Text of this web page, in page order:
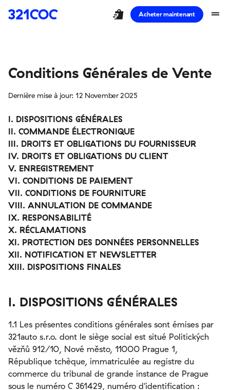
shopping_bag_speed Acheter maintenant drag_handle
Conditions Générales de Vente
Dernière mise à jour: 12 November 2025
I. DISPOSITIONS GÉNÉRALES
II. COMMANDE ÉLECTRONIQUE
III. DROITS ET OBLIGATIONS DU FOURNISSEUR
IV. DROITS ET OBLIGATIONS DU CLIENT
V. ENREGISTREMENT
VI. CONDITIONS DE PAIEMENT
VII. CONDITIONS DE FOURNITURE
VIII. ANNULATION DE COMMANDE
IX. RESPONSABILITÉ
X. RÉCLAMATIONS
XI. PROTECTION DES DONNÉES PERSONNELLES
XII. NOTIFICATION ET NEWSLETTER
XIII. DISPOSITIONS FINALES
I. DISPOSITIONS GÉNÉRALES
1.1 Les présentes conditions générales sont émises par
321auto s.r.o. dont le siège social est situé Politických
vězňů 912/10, Nové město, 11000 Prague 1,
République tchèque, immatriculée au registre du
commerce du tribunal de grande instance de Prague
sous le numéro C 361429, numéro d'identification :